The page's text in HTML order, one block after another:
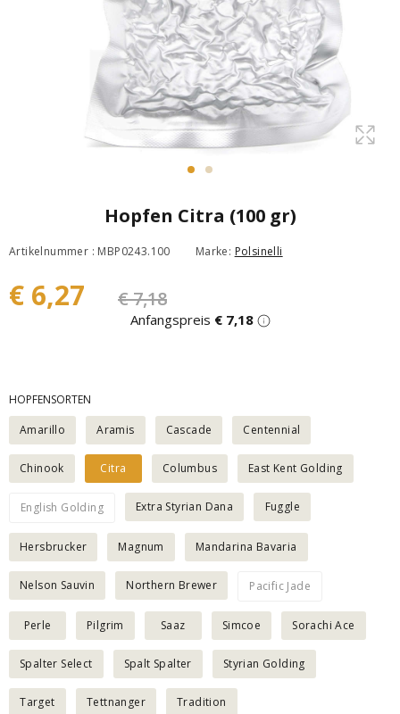
Hopfen Citra (100 gr)
Artikelnummer : MBP0243.100 Marke: Polsinelli
€ 6,27 € 7,18
Anfangspreis € 7,18
HOPFENSORTEN
Amarillo
Aramis Cascade Centennial
Chinook Citra Columbus East Kent Golding
English Golding Extra Styrian Dana Fuggle
Hersbrucker Magnum Mandarina Bavaria
Nelson Sauvin Northern Brewer Pacific Jade
Perle Pilgrim Saaz Simcoe Sorachi Ace
Spalter Select Spalt Spalter Styrian Golding
Target Tettnanger Tradition